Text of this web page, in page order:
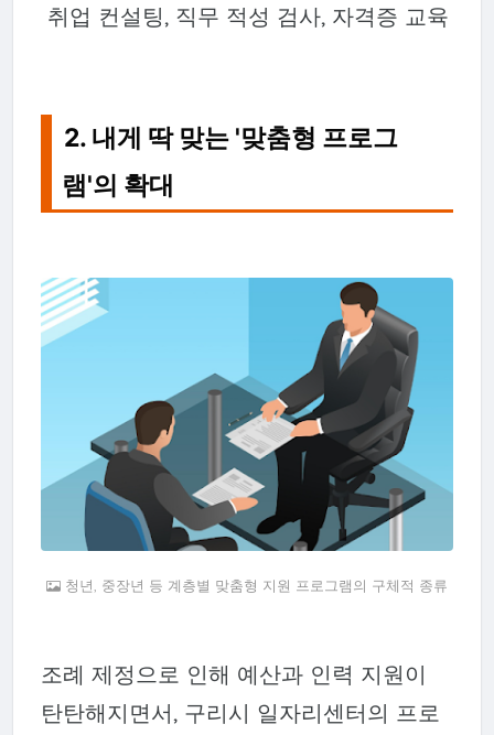
취업 컨설팅, 직무 적성 검사, 자격증 교육
2. 내게 딱 맞는 '맞춤형 프로그
램'의 확대
청년, 중장년 등 계층별 맞춤형 지원 프로그램의 구체적 종류
조례 제정으로 인해 예산과 인력 지원이
탄탄해지면서, 구리시 일자리센터의 프로